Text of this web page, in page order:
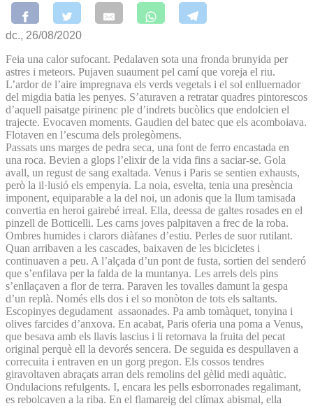
dc., 26/08/2020
Feia una calor sufocant. Pedalaven sota una fronda brunyida per
astres i meteors. Pujaven suaument pel camí que voreja el riu.
L’ardor de l’aire impregnava els verds vegetals i el sol enlluernador
del migdia batia les penyes. S’aturaven a retratar quadres pintorescos
d’aquell paisatge pirinenc ple d’indrets bucòlics que endolcien el
trajecte. Evocaven moments. Gaudien del batec que els acomboiava.
Flotaven en l’escuma dels prolegòmens.
Passats uns marges de pedra seca, una font de ferro encastada en
una roca. Bevien a glops l’elixir de la vida fins a saciar-se. Gola
avall, un regust de sang exaltada. Venus i Paris se sentien exhausts,
però la il·lusió els empenyia. La noia, esvelta, tenia una presència
imponent, equiparable a la del noi, un adonis que la llum tamisada
convertia en heroi gairebé irreal. Ella, deessa de galtes rosades en el
pinzell de Botticelli. Les carns joves palpitaven a frec de la roba.
Ombres humides i clarors diàfanes d’estiu. Perles de suor rutilant.
Quan arribaven a les cascades, baixaven de les bicicletes i
continuaven a peu. A l’alçada d’un pont de fusta, sortien del senderó
que s’enfilava per la falda de la muntanya. Les arrels dels pins
s’enllaçaven a flor de terra. Paraven les tovalles damunt la gespa
d’un replà. Només ells dos i el so monòton de tots els saltants.
Escopinyes degudament assaonades. Pa amb tomàquet, tonyina i
olives farcides d’anxova. En acabat, Paris oferia una poma a Venus,
que besava amb els llavis lascius i li retornava la fruita del pecat
original perquè ell la devorés sencera. De seguida es despullaven a
correcuita i entraven en un gorg pregon. Els cossos tendres
giravoltaven abraçats arran dels remolins del gèlid medi aquàtic.
Ondulacions refulgents. I, encara les pells esborronades regalimant,
es rebolcaven a la riba. En el flamareig del clímax abismal, ella